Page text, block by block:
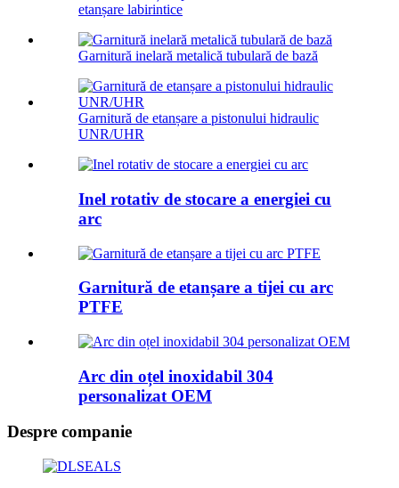
etanșare labirintice
Garnitură inelară metalică tubulară de bază
Garnitură de etanșare a pistonului hidraulic
UNR/UHR
Inel rotativ de stocare a energiei cu
arc
Garnitură de etanșare a tijei cu arc
PTFE
Arc din oțel inoxidabil 304
personalizat OEM
Despre companie